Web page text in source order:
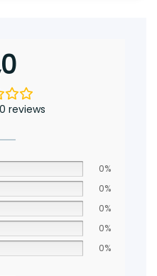
reviews
0%
0%
0%
0%
0%